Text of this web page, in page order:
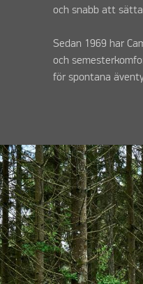
och snabb att
Sedan 1969 har
och
för spontana